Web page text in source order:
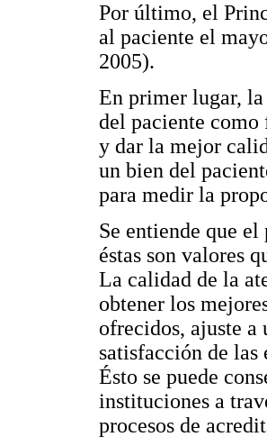
Por último, el
al paciente el
2005).
En primer lugar,
del paciente
y dar la mejor
un bien del
para medir la
Se entiende que
éstas son valores
La calidad de la
obtener los
ofrecidos, ajuste a
satisfacción de
Ésto se puede
instituciones a
procesos de